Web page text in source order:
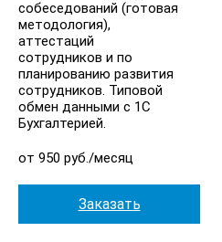
собеседований (готовая
методология),
аттестаций
сотрудников и по
планированию развития
сотрудников. Типовой
обмен данными с 1С
Бухгалтерией.
от 950 руб./месяц
Заказать